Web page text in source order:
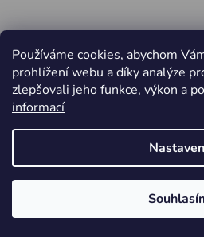
Používáme cookies, abychom
prohlížení webu a díky analýze
zlepšovali jeho funkce, výkon a
informací
Vytvořil
Jiří Minařík -
práva